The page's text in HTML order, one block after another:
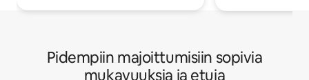
Pidempiin majoittumisiin sopivia
mukavuuksia ja etuja